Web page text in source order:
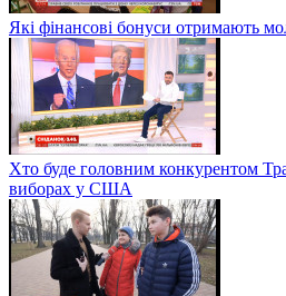
Які фінансові бонуси отримають
Хто буде головним конкурентом
виборах у США